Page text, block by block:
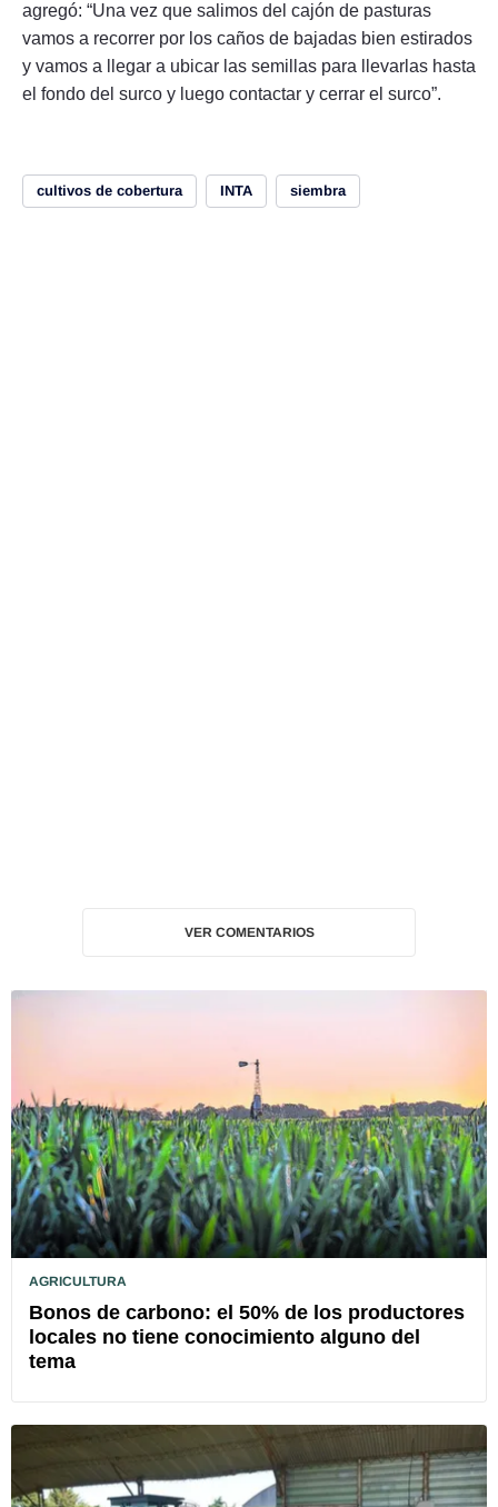
agregó: “Una vez que salimos del cajón de pasturas
vamos a recorrer por los caños de bajadas bien estirados
y vamos a llegar a ubicar las semillas para llevarlas hasta
el fondo del surco y luego contactar y cerrar el surco”.
cultivos de cobertura INTA siembra
VER COMENTARIOS
AGRICULTURA
Bonos de carbono: el 50% de los productores
locales no tiene conocimiento alguno del
tema